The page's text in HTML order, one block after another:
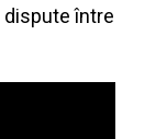
dispute între